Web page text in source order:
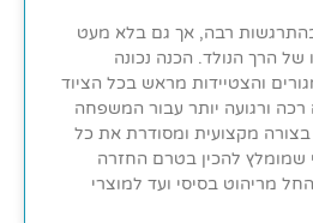
בהתרגשות רבה, אך גם בלא מעט
הרך הנולד. הכנה נכונה
והצטיידות מראש בכל הציוד
ורגועה יותר עבור המשפחה
מקצועית ומסודרת את כל
שמומלץ להכין בטרם החזרה
מריהוט בסיסי ועד למוצרי